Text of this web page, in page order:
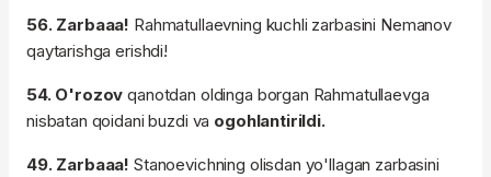
56. Zarbaaa! Rahmatullaevning kuchli zarbasini Nemanov
qaytarishga erishdi!
54. O'rozov qanotdan oldinga borgan Rahmatullaevga
nisbatan qoidani buzdi va ogohlantirildi.
49. Zarbaaa! Stanoevichning olisdan yo'llagan zarbasini